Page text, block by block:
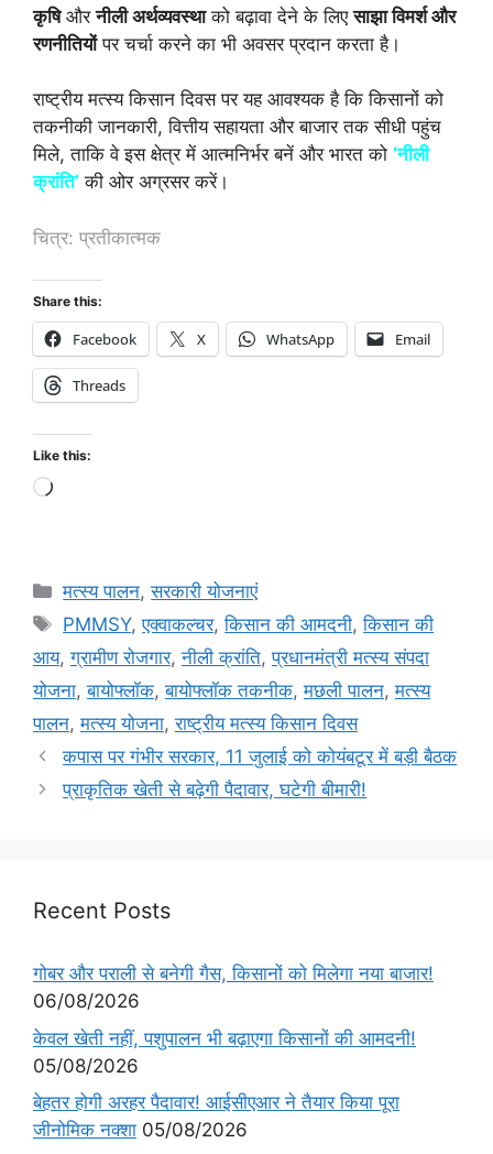
कृषिऔरनीली अर्थव्यवस्थाको बढ़ावा देने के लिएसाझा विमर्श और
रणनीतियोंपर चर्चा करने का भी अवसर प्रदान करता है।
राष्ट्रीय मत्स्य किसान दिवस पर यह आवश्यक है कि किसानों को
तकनीकी जानकारी, वित्तीय सहायता और बाजार तक सीधी पहुंच
मिले, ताकि वे इस क्षेत्र में आत्मनिर्भर बनें और भारत को ‘नीली
क्रांति’ की ओर अग्रसर करें।
चित्र: प्रतीकात्मक
Share this:
Facebook X WhatsApp Email
Threads
Like this:
मत्स्य पालन,सरकारी योजनाएं
PMMSY,एक्वाकल्चर,किसान की आमदनी,किसान की
आय,ग्रामीण रोजगार,नीली क्रांति,प्रधानमंत्री मत्स्य संपदा
योजना,बायोफ्लॉक,बायोफ्लॉक तकनीक,मछली पालन,मत्स्य
पालन,मत्स्य योजना,राष्ट्रीय मत्स्य किसान दिवस
कपास पर गंभीर सरकार, 11 जुलाई को कोयंबटूर में बड़ी बैठक
प्राकृतिक खेती से बढ़ेगी पैदावार, घटेगी बीमारी!
Recent Posts
गोबर और पराली से बनेगी गैस, किसानों को मिलेगा नया बाजार!
06/08/2026
केवल खेती नहीं, पशुपालन भी बढ़ाएगा किसानों की आमदनी!
05/08/2026
बेहतर होगी अरहर पैदावार! आईसीएआर ने तैयार किया पूरा
जीनोमिक नक्शा 05/08/2026